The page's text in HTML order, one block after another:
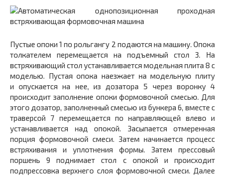
Пустые опоки 1 по рольгангу 2 подаются на машину. Опока
толкателем перемещается на подъемный стол 3. На
встряхивающий стол устанавливается модельная плита 8 с
моделью. Пустая опока наезжает на модельную плиту
и опускается на нее, из дозатора 5 через воронку 4
происходит заполнение опоки формовочной смесью. Для
этого дозатор, заполненный смесью из бункера 6, вместе с
траверсой 7 перемещается по направляющей влево и
устанавливается над опокой. Засыпается отмеренная
порция формовочной смеси. Затем начинается процесс
встряхивания и уплотнения формы. Затем прессовый
поршень 9 поднимает стол с опокой и происходит
подпрессовка верхнего слоя формовочной смеси. Далее